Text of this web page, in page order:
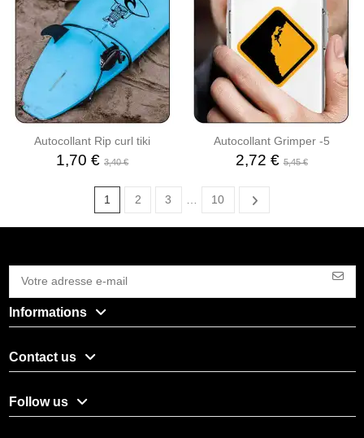
Autocollant Rip curl tiki
1,70 €3,40 €
Autocollant Grimper -5
2,72 €5,45 €
1 2 3 10
Informations
Contact us
Follow us